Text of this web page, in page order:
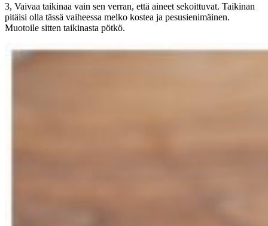
3, Vaivaa taikinaa vain sen verran, että aineet sekoittuvat. Taikinan
pitäisi olla tässä vaiheessa melko kostea ja pesusienimäinen.
Muotoile sitten taikinasta pötkö.